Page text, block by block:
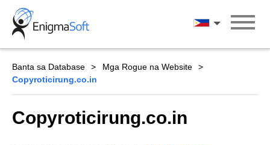
Skip
content
Wikang Filipino
Banta sa Database
Mga Rogue na Website
Copyroticirung.co.in
Copyroticirung.co.in